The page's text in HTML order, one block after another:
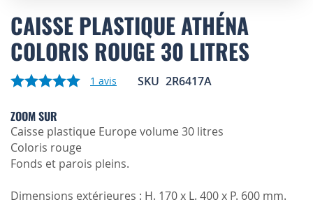
to
the
beginning
of
images
CAISSE PLASTIQUE ATHÉNA
COLORIS ROUGE 30 LITRES
1 avis SKU 2R6417A
ZOOM SUR
Caisse plastique Europe volume 30 litres
Coloris rouge
Fonds et parois pleins.
Dimensions extérieures : H. 170 x L. 400 x P. 600 mm.